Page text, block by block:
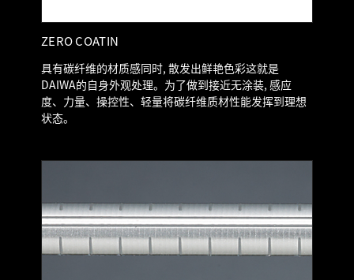
ZERO COATIN
具有碳纤维的材质感同时, 散发出鲜艳色彩这就是
DAIWA的自身外观处理。为了做到接近无涂装, 感应
度、力量、操控性、轻量将碳纤维质材性能发挥到理想
状态。